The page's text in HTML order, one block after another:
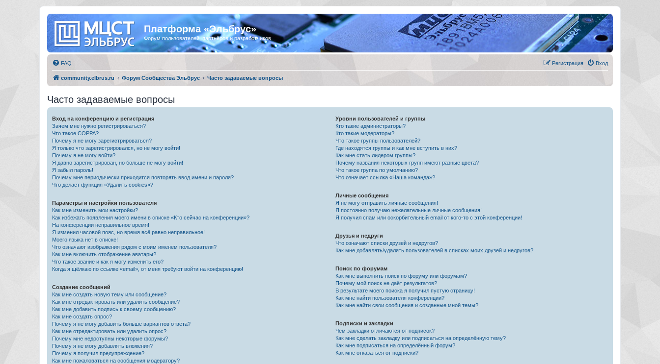
Платформа «Эльбрус»
Форум пользователей, партнёров и разработчиков
FAQ Вход
Регистрация
community.elbrus.ru Форум Сообщества Эльбрус Часто задаваемые вопросы
Часто задаваемые вопросы
Вход на конференцию и регистрация
Зачем мне нужно регистрироваться?
Что такое COPPA?
Почему я не могу зарегистрироваться?
Я только что зарегистрировался, но не могу войти!
Почему я не могу войти?
Я давно зарегистрирован, но больше не могу войти!
Я забыл пароль!
Почему мне периодически приходится повторять ввод имени и пароля?
Что делает функция «Удалить cookies»?
Параметры и настройки пользователя
Как мне изменить мои настройки?
Как избежать появления моего имени в списке «Кто сейчас на конференции»?
На конференции неправильное время!
Я изменил часовой пояс, но время всё равно неправильное!
Моего языка нет в списке!
Что означают изображения рядом с моим именем пользователя?
Как мне включить отображение аватары?
Что такое звание и как я могу изменить его?
Когда я щёлкаю по ссылке «email», от меня требуют войти на конференцию!
Создание сообщений
Как мне создать новую тему или сообщение?
Как мне отредактировать или удалить сообщение?
Как мне добавить подпись к своему сообщению?
Как мне создать опрос?
Почему я не могу добавить больше вариантов ответа?
Как мне отредактировать или удалить опрос?
Почему мне недоступны некоторые форумы?
Почему я не могу добавлять вложения?
Почему я получил предупреждение?
Как мне пожаловаться на сообщения модератору?
Уровни пользователей и группы
Кто такие администраторы?
Кто такие модераторы?
Что такое группы пользователей?
Где находятся группы и как мне вступить в них?
Как мне стать лидером группы?
Почему названия некоторых групп имеют разные цвета?
Что такое группа по умолчанию?
Что означает ссылка «Наша команда»?
Личные сообщения
Я не могу отправить личные сообщения!
Я постоянно получаю нежелательные личные сообщения!
Я получил спам или оскорбительный email от кого-то с этой конференции!
Друзья и недруги
Что означают списки друзей и недругов?
Как мне добавлять/удалять пользователей в списках моих друзей и недругов?
Поиск по форумам
Как мне выполнить поиск по форуму или форумам?
Почему мой поиск не даёт результатов?
В результате моего поиска я получил пустую страницу!
Как мне найти пользователя конференции?
Как мне найти свои сообщения и созданные мной темы?
Подписки и закладки
Чем закладки отличаются от подписок?
Как мне сделать закладку или подписаться на определённую тему?
Как мне подписаться на определённый форум?
Как мне отказаться от подписки?